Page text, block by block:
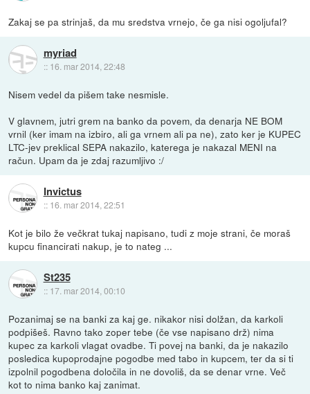
Zakaj se pa strinjaš, da mu sredstva vrnejo, če ga nisi ogoljufal?
myriad
:: 16. mar 2014, 22:48
Nisem vedel da pišem take nesmisle.
V glavnem, jutri grem na banko da povem, da denarja NE BOM
vrnil (ker imam na izbiro, ali ga vrnem ali pa ne), zato ker je KUPEC
LTC-jev preklical SEPA nakazilo, katerega je nakazal MENI na
račun. Upam da je zdaj razumljivo :/
Invictus
:: 16. mar 2014, 22:51
Kot je bilo že večkrat tukaj napisano, tudi z moje strani, če moraš
kupcu financirati nakup, je to nateg ...
St235
:: 17. mar 2014, 00:10
Pozanimaj se na banki za kaj ge. nikakor nisi dolžan, da karkoli
podpišeš. Ravno tako zoper tebe (če vse napisano drž) nima
kupec za karkoli vlagat ovadbe. Ti povej na banki, da je nakazilo
posledica kupoprodajne pogodbe med tabo in kupcem, ter da si ti
izpolnil pogodbena določila in ne dovoliš, da se denar vrne. Več
kot to nima banko kaj zanimat.